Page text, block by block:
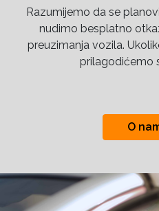
Razumijemo da se
nudimo besplatno
preuzimanja vozila.
prilagodićemo
O